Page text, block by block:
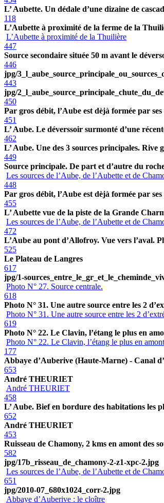
L’ Aubette. Un dédale d’une dizaine de
118
L’Aubette à proximité de la ferme de la
L’Aubette à proximité de la Thuilière
447
Source secondaire située 50 m avant le
446
jpg/
443
jpg/
450
Par gros débit, l’Aube est dèjà formée par
451
L’ Aube. Le déverssoir surmonté d’une
462
L’ Aube. Une des 3 sources principales. Rive
449
Source principale. De part et d’autre du
Les sources de l’Aube, de l’Aubette et de
448
Par gros débit, l’Aube est dèjà formée par
455
L’ Aubette vue de la piste de la Grande
Les sources de l’Aube, de l’Aubette et de
472
L’Aube au pont d’Allofroy. Vue vers l’aval.
525
Le Plateau de Langres
617
jpg/1-
Photo N° 27. Source centrale.
618
Photo N° 31. Une autre source entre les 2
Photo N° 31. Une autre source entre les 2
619
Photo N° 22. Le Clavin, l’étang le plus en
Photo N° 22. Le Clavin, l’étang le plus en
177
Abbaye d’Auberive (Haute-Marne) - Canal
653
André THEURIET
André THEURIET
458
L’ Aube. Bief en bordure des habitations les
652
André THEURIET
453
Ruisseau de Chamony, 2 kms en amont des
582
jpg/17b_risseau_de_chamony-2-z1-xpc-2.jpg
Les sources de l’Aube, de l’Aubette et de
651
jpg/2010-07_680x1024_corr-2.jpg
Abbaye d’Auberive : le cloître